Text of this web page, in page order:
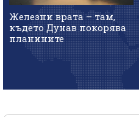
Железни врата – там,
където Дунав покорява
планините